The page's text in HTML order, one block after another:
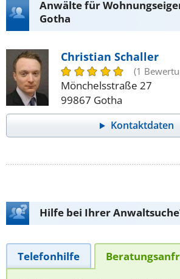
Anwälte für
Gotha
Christian Schaller
(1
Mönchelsstraße 27
99867 Gotha
Kontaktdaten
Hilfe bei Ihrer
Telefonhilfe